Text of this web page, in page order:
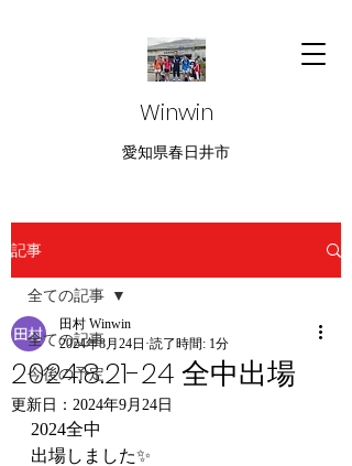
Winwin
愛知県春日井市
記事
全ての記事
今後の予定
全ての記事
2024.8.21-24 全中出場
田村 Winwin
2024年8月24日 読了時間: 1分
更新日： 2024年9月24日
2024全中
出場しました✨